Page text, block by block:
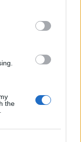
the
με την